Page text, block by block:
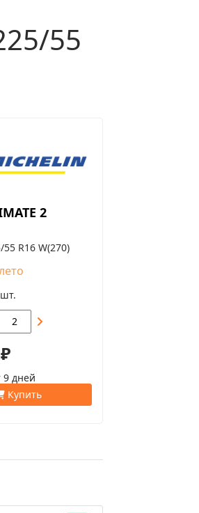
55
2
55 R16 W(270)
9 дней
Купить